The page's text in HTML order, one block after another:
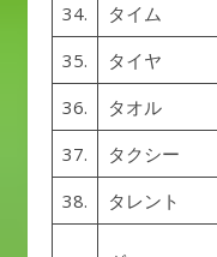
34.
タイム
35.
タイヤ
36.
タオル
37.
タクシー
38.
タレント